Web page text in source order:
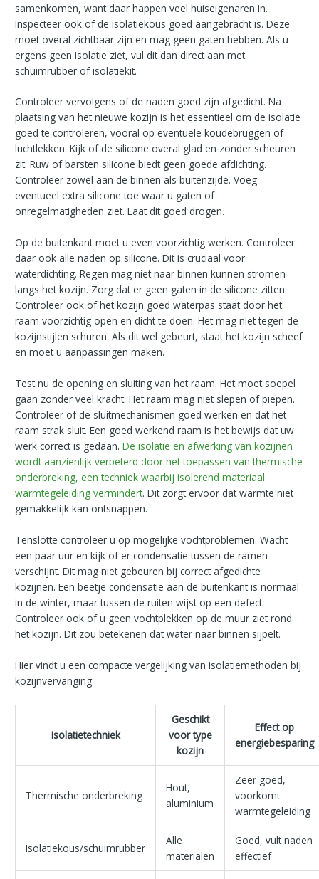
samenkomen, want daar happen veel huiseigenaren in.
Inspecteer ook of de isolatiekous goed aangebracht is. Deze
moet overal zichtbaar zijn en mag geen gaten hebben. Als u
ergens geen isolatie ziet, vul dit dan direct aan met
schuimrubber of isolatiekit.
Controleer vervolgens of de naden goed zijn afgedicht. Na
plaatsing van het nieuwe kozijn is het essentieel om de isolatie
goed te controleren, vooral op eventuele koudebruggen of
luchtlekken. Kijk of de silicone overal glad en zonder scheuren
zit. Ruw of barsten silicone biedt geen goede afdichting.
Controleer zowel aan de binnen als buitenzijde. Voeg
eventueel extra silicone toe waar u gaten of
onregelmatigheden ziet. Laat dit goed drogen.
Op de buitenkant moet u even voorzichtig werken. Controleer
daar ook alle naden op silicone. Dit is cruciaal voor
waterdichting. Regen mag niet naar binnen kunnen stromen
langs het kozijn. Zorg dat er geen gaten in de silicone zitten.
Controleer ook of het kozijn goed waterpas staat door het
raam voorzichtig open en dicht te doen. Het mag niet tegen de
kozijnstijlen schuren. Als dit wel gebeurt, staat het kozijn scheef
en moet u aanpassingen maken.
Test nu de opening en sluiting van het raam. Het moet soepel
gaan zonder veel kracht. Het raam mag niet slepen of piepen.
Controleer of de sluitmechanismen goed werken en dat het
raam strak sluit. Een goed werkend raam is het bewijs dat uw
werk correct is gedaan.De isolatie en afwerking van kozijnen
wordt aanzienlijk verbeterd door het toepassen van thermische
onderbreking, een techniek waarbij isolerend materiaal
warmtegeleiding vermindert. Dit zorgt ervoor dat warmte niet
gemakkelijk kan ontsnappen.
Tenslotte controleer u op mogelijke vochtproblemen. Wacht
een paar uur en kijk of er condensatie tussen de ramen
verschijnt. Dit mag niet gebeuren bij correct afgedichte
kozijnen. Een beetje condensatie aan de buitenkant is normaal
in de winter, maar tussen de ruiten wijst op een defect.
Controleer ook of u geen vochtplekken op de muur ziet rond
het kozijn. Dit zou betekenen dat water naar binnen sijpelt.
Hier vindt u een compacte vergelijking van isolatiemethoden bij
kozijnvervanging:
Isolatietechniek
Geschikt
voor type
kozijn
Effect op
energiebesparing
Thermische onderbreking
Hout,
aluminium
Zeer goed,
voorkomt
warmtegeleiding
Isolatiekous/schuimrubber
Alle
materialen
Goed, vult naden
effectief